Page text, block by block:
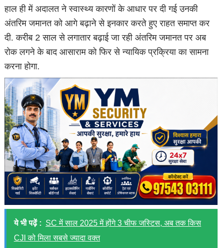
हाल ही में अदालत ने स्वास्थ्य कारणों के आधार पर दी गई उनकी
अंतरिम जमानत को आगे बढ़ाने से इनकार करते हुए राहत समाप्त कर
दी. करीब 2 साल से लगातार बढ़ाई जा रही अंतरिम जमानत पर अब
रोक लगने के बाद आसाराम को फिर से न्यायिक प्रक्रिया का सामना
करना होगा.
ये भी पढ़ें : SC में साल 2025 में होंगे 3 चीफ जस्टिस, अब तक किस
CJI को मिला सबसे ज्यादा वक्त